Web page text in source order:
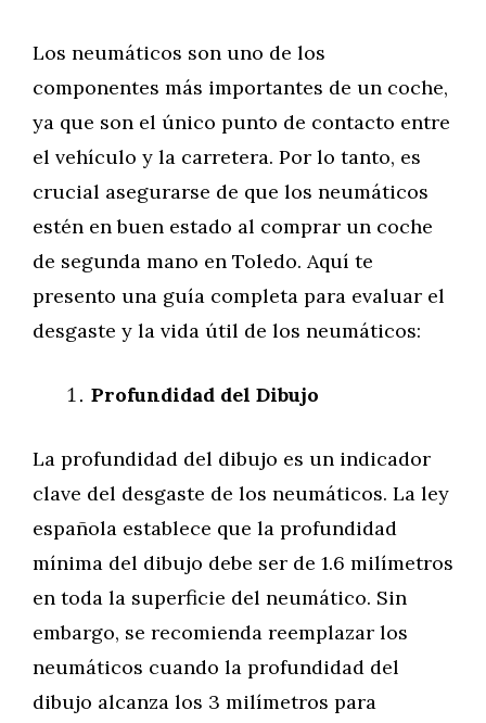
Los neumáticos son uno de los
componentes más importantes de un coche,
ya que son el único punto de contacto entre
el vehículo y la carretera. Por lo tanto, es
crucial asegurarse de que los neumáticos
estén en buen estado al comprar un coche
de segunda mano en Toledo. Aquí te
presento una guía completa para evaluar el
desgaste y la vida útil de los neumáticos:
Profundidad del Dibujo
La profundidad del dibujo es un indicador
clave del desgaste de los neumáticos. La ley
española establece que la profundidad
mínima del dibujo debe ser de 1.6 milímetros
en toda la superficie del neumático. Sin
embargo, se recomienda reemplazar los
neumáticos cuando la profundidad del
dibujo alcanza los 3 milímetros para